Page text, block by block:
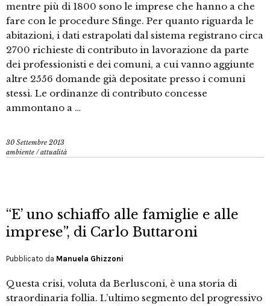
mentre più di 1800 sono le imprese che hanno a che
fare con le procedure Sfinge. Per quanto riguarda le
abitazioni, i dati estrapolati dal sistema registrano circa
2700 richieste di contributo in lavorazione da parte
dei professionisti e dei comuni, a cui vanno aggiunte
altre 2556 domande già depositate presso i comuni
stessi. Le ordinanze di contributo concesse
ammontano a …
30 Settembre 2013
ambiente /attualità
“E’ uno schiaffo alle famiglie e alle
imprese”, di Carlo Buttaroni
Pubblicato da Manuela Ghizzoni
Questa crisi, voluta da Berlusconi, è una storia di
straordinaria follia. L’ultimo segmento del progressivo